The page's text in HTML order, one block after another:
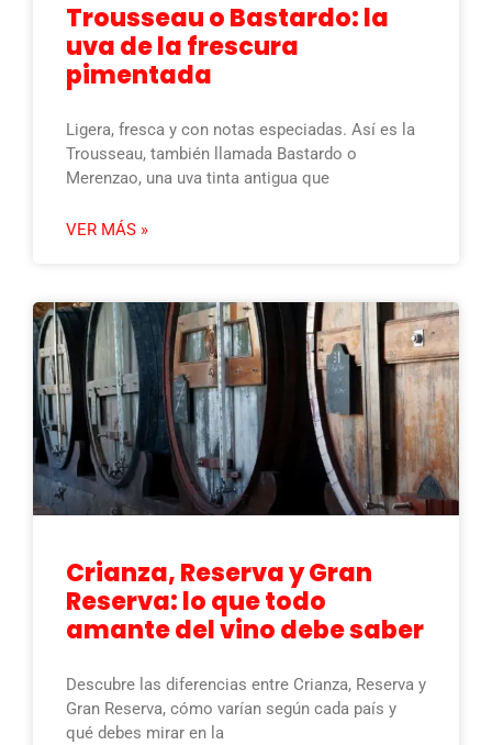
Trousseau o Bastardo: la
uva de la frescura
pimentada
Ligera, fresca y con notas especiadas. Así es la
Trousseau, también llamada Bastardo o
Merenzao, una uva tinta antigua que
VER MÁS »
Crianza, Reserva y Gran
Reserva: lo que todo
amante del vino debe saber
Descubre las diferencias entre Crianza, Reserva y
Gran Reserva, cómo varían según cada país y
qué debes mirar en la